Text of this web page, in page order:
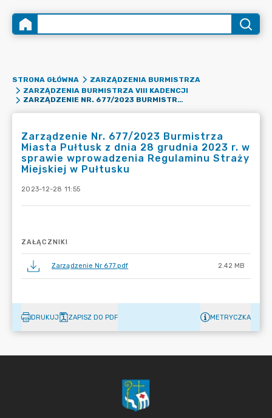
STRONA GŁÓWNA
ZARZĄDZENIA BURMISTRZA
ZARZĄDZENIA BURMISTRZA VIII KADENCJI
ZARZĄDZENIE NR. 677/2023 BURMISTRZA MIASTA PUŁTUSK Z DNIA 28 GRUDNIA 2023 R. W SPRAWIE WPROWADZENIA REGULAMINU STRAŻY MIEJSKIEJ W PUŁTUSKU
Zarządzenie Nr. 677/2023 Burmistrza
Miasta Pułtusk z dnia 28 grudnia 2023 r. w
sprawie wprowadzenia Regulaminu Straży
Miejskiej w Pułtusku
2023-12-28 11:55
ZAŁĄCZNIKI
Zarządzenie Nr 677.pdf 2.42 MB
DRUKUJ ZAPISZ DO PDF METRYCZKA